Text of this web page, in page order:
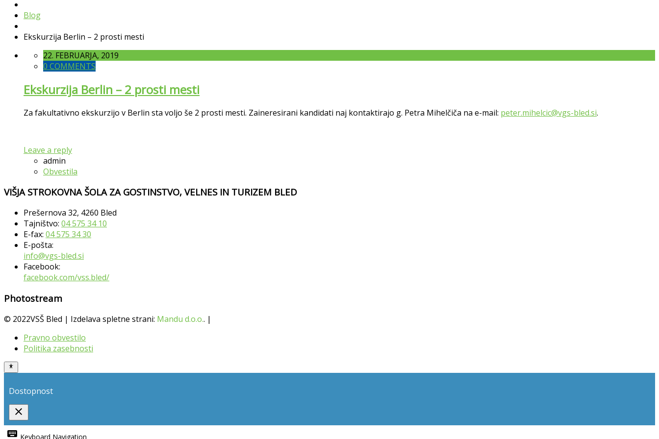
Blog
Ekskurzija Berlin – 2 prosti mesti
22. FEBRUARJA, 2019
0 COMMENTS
Ekskurzija Berlin – 2 prosti mesti
Za fakultativno ekskurzijo v Berlin sta voljo še 2 prosti mesti. Zaineresirani kandidati naj kontaktirajo g. Petra Mihelčiča na e-mail: peter.mihelcic@vgs-bled.si.
Leave a reply
admin
Obvestila
VIŠJA STROKOVNA ŠOLA ZA GOSTINSTVO, VELNES IN TURIZEM BLED
Prešernova 32, 4260 Bled
Tajništvo: 04 575 34 10
E-fax: 04 575 34 30
E-pošta:
info@vgs-bled.si
Facebook:
facebook.com/vss.bled/
Photostream
© 2022VSŠ Bled | Izdelava spletne strani: Mandu d.o.o.. |
Pravno obvestilo
Politika zasebnosti
Dostopnost
close
Toggle
visibility
keyboard Keyboard Navigation